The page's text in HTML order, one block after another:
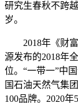
研究生春秋不跨
岁。
2018年《财富
源发布的2018年
位。“一带一”中
国石油天然气集
100品牌。2020